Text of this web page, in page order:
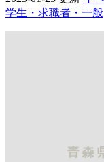
学生・求職者・一般